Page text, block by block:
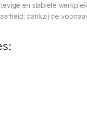
en stabiele
dankzij de